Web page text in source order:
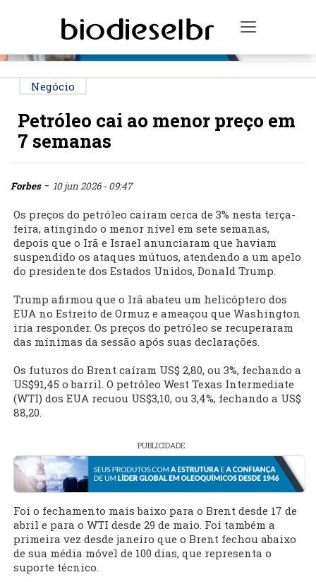
Toggle
Negócio
Petróleo cai ao menor preço em
7 semanas
Forbes- 10 jun 2026 - 09:47
Os preços do petróleo caíram cerca de 3% nesta terça-
feira, atingindo o menor nível em sete semanas,
depois que o Irã e Israel anunciaram que haviam
suspendido os ataques mútuos, atendendo a um apelo
do presidente dos Estados Unidos, Donald Trump.
Trump afirmou que o Irã abateu um helicóptero dos
EUA no Estreito de Ormuz e ameaçou que Washington
iria responder. Os preços do petróleo se recuperaram
das mínimas da sessão após suas declarações.
Os futuros do Brent caíram US$ 2,80, ou 3%, fechando a
US$91,45 o barril. O petróleo West Texas Intermediate
(WTI) dos EUA recuou US$3,10, ou 3,4%, fechando a US$
88,20.
PUBLICIDADE
Foi o fechamento mais baixo para o Brent desde 17 de
abril e para o WTI desde 29 de maio. Foi também a
primeira vez desde janeiro que o Brent fechou abaixo
de sua média móvel de 100 dias, que representa o
suporte técnico.